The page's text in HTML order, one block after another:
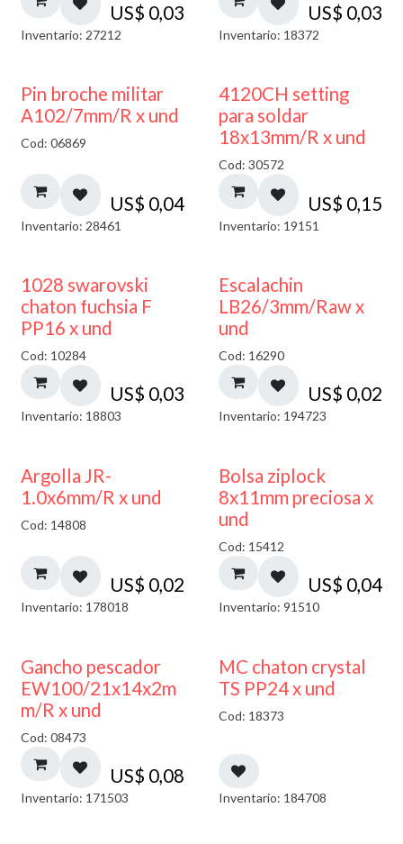
US$ 0,03
Inventario: 27212
US$ 0,03
Inventario: 18372
Pin broche militar
A102/7mm/R x und
Cod: 06869
US$ 0,04
Inventario: 28461
4120CH setting
para soldar
18x13mm/R x und
Cod: 30572
US$ 0,15
Inventario: 19151
1028 swarovski
chaton fuchsia F
PP16 x und
Cod: 10284
US$ 0,03
Inventario: 18803
Escalachin
LB26/3mm/Raw x
und
Cod: 16290
US$ 0,02
Inventario: 194723
Argolla JR-
1.0x6mm/R x und
Cod: 14808
US$ 0,02
Inventario: 178018
¡NUEVO!
Bolsa ziplock
8x11mm preciosa x
und
Cod: 15412
US$ 0,04
Inventario: 91510
Gancho pescador
EW100/21x14x2m
m/R x und
Cod: 08473
US$ 0,08
Inventario: 171503
MC chaton crystal
TS PP24 x und
Cod: 18373
Inventario: 184708